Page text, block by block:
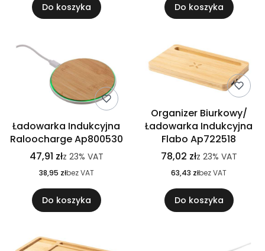
Do koszyka Do koszyka
Ładowarka Indukcyjna
Raloocharge Ap800530
47,91 złz 23% VAT
38,95 złbez VAT
Do koszyka
Organizer Biurkowy/
Ładowarka Indukcyjna
Flabo Ap722518
78,02 złz 23% VAT
63,43 złbez VAT
Do koszyka